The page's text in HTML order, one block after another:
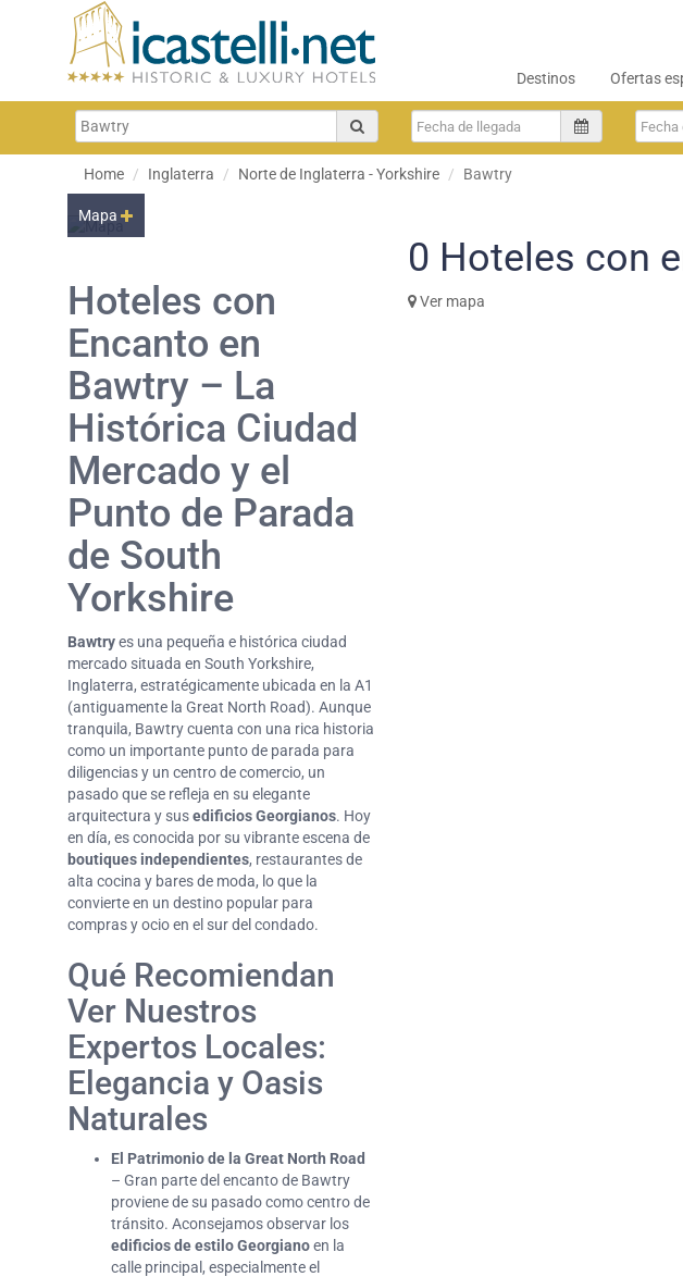
Destinos Ofertas
Home Inglaterra Norte de Inglaterra - Yorkshire Bawtry
Mapa
Hoteles con
Encanto en
Bawtry – La
Histórica Ciudad
Mercado y el
Punto de Parada
de South
Yorkshire
Bawtryes una pequeña e histórica ciudad
mercado situada en South Yorkshire,
Inglaterra, estratégicamente ubicada en la A1
(antiguamente la Great North Road). Aunque
tranquila, Bawtry cuenta con una rica historia
como un importante punto de parada para
diligencias y un centro de comercio, un
pasado que se refleja en su elegante
arquitectura y susedificios Georgianos. Hoy
en día, es conocida por su vibrante escena de
boutiques independientes, restaurantes de
alta cocina y bares de moda, lo que la
convierte en un destino popular para
compras y ocio en el sur del condado.
Qué Recomiendan
Ver Nuestros
Expertos Locales:
Elegancia y Oasis
Naturales
El Patrimonio de la Great North Road
– Gran parte del encanto de Bawtry
proviene de su pasado como centro de
tránsito. Aconsejamos observar los
edificios de estilo Georgianoen la
calle principal, especialmente el
0 Hoteles con
Ver mapa